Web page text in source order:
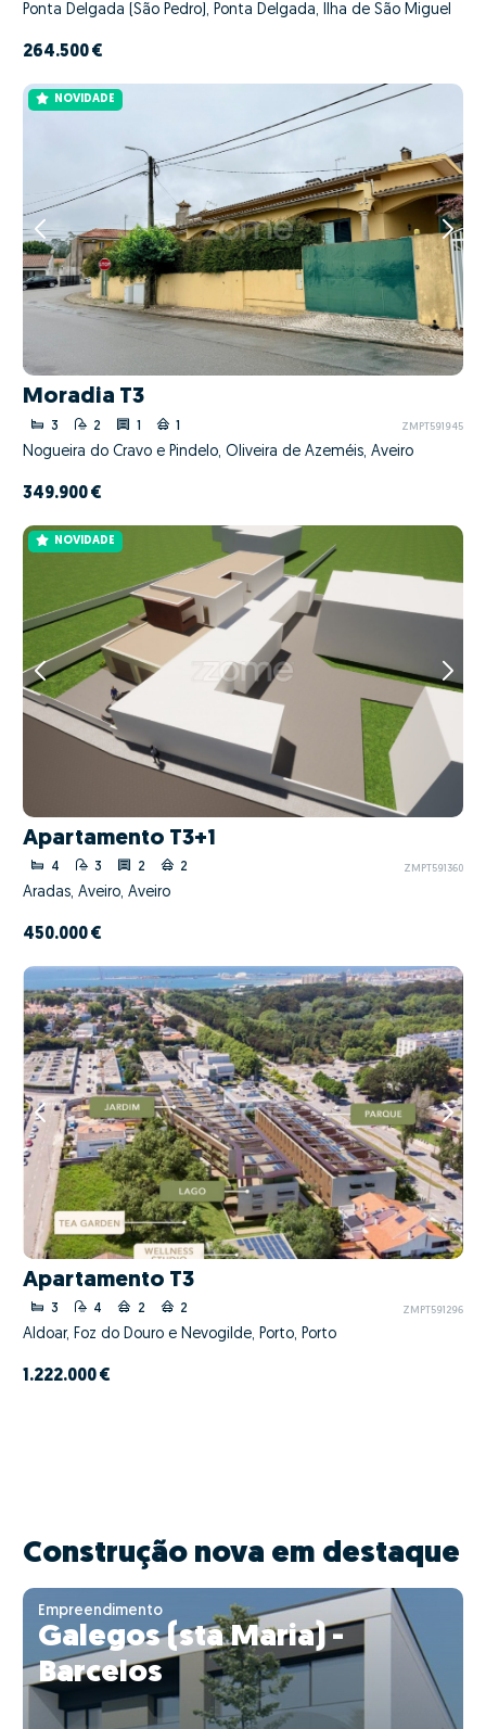
Ponta Delgada (São Pedro), Ponta Delgada, Ilha de São Miguel
264.500 €
NOVIDADE
Moradia T3
3 2 1 1 ZMPT591945
Nogueira do Cravo e Pindelo, Oliveira de Azeméis, Aveiro
349.900 €
NOVIDADE
Apartamento T3+1
4 3 2 2 ZMPT591360
Aradas, Aveiro, Aveiro
450.000 €
Apartamento T3
3 4 2 2 ZMPT591296
Aldoar, Foz do Douro e Nevogilde, Porto, Porto
1.222.000 €
Construção nova em destaque
Empreendimento
Galegos (sta Maria) -
Barcelos